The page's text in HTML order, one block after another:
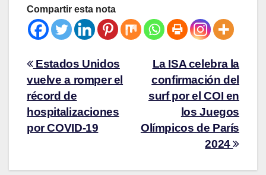
Compartir esta nota
La ISA celebra la
confirmación del
surf por el COI en
los Juegos
Olímpicos de París
2024
Estados Unidos
vuelve a romper el
récord de
hospitalizaciones
por COVID-19